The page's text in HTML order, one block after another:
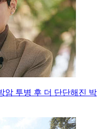
암 투병 후 더 단단해진 박